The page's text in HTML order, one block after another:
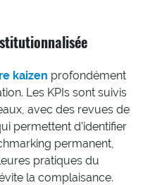
kaizen profondément
Les KPIs sont suivis
avec des revues de
permettent d’identifier
permanent,
pratiques du
la complaisance.